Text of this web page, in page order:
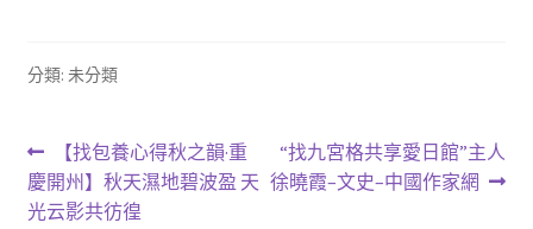
分類: 未分類
文
章
上
一
篇
【找包養心得秋之韻·重
慶開州】秋天濕地碧波盈 天
光云影共彷徨
下
一
“找九宮格共享愛日館”主人
徐曉霞–文史–中國作家網